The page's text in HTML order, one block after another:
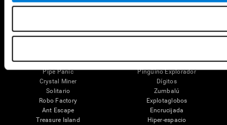
Atención
Fruit Frenzy
Pipe Panic
Crystal Miner
Solitario
Robo Factory
Ant Escape
Treasure Island
Puzles
Pingüino Explorador
Dígitos
Zumbalú
Explotaglobos
Encrucijada
Hiper-espacio